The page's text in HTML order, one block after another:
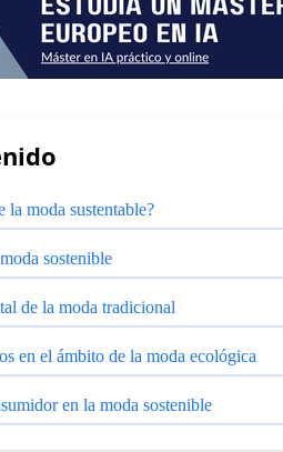
la moda sustentable?
sostenible
de la moda tradicional
en el ámbito de la moda ecológica
en la moda sostenible